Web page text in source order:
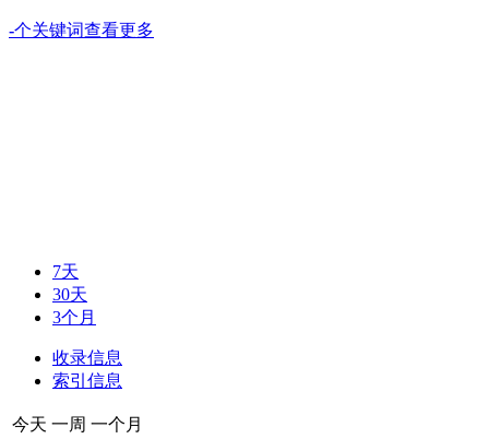
-个关键词查看更多
7天
30天
3个月
收录信息
索引信息
今天 一周 一个月